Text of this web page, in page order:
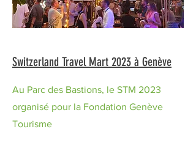
Switzerland Travel Mart 2023 à Genève
Au Parc des Bastions, le STM 2023
organisé pour la Fondation Genève
Tourisme